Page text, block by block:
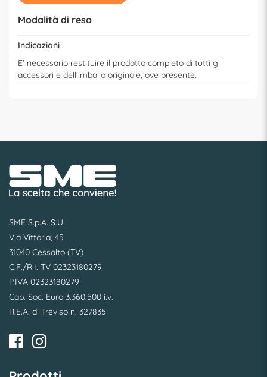
Modalità di reso
Indicazioni
E' necessario restituire il prodotto completo di tutti gli
accessori e dell'imballo originale, ove presente.
SME S.p.A. S.U.
Via Vittoria, 45
31040 Cessalto (TV)
C.F./R.I. TV 02323180279
P.IVA 02323180279
Cap. Soc. Euro 3.360.500 i.v.
R.E.A. di Treviso n. 327835